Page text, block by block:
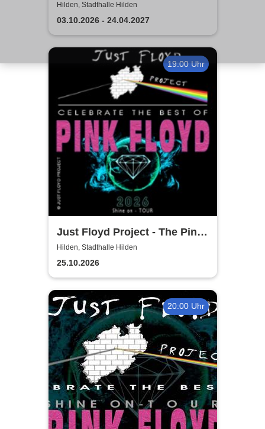
Hilden, Stadthalle Hilden
03.10.2026 - 24.04.2027
19:00 Uhr
Just Floyd Project - The Pink
Floyd Tribute Show
Hilden, Stadthalle Hilden
25.10.2026
20:00 Uhr